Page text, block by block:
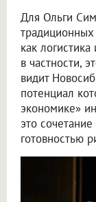
Для Ольги
как
в частности,
видит
потенциал
экономике»
это
готовностью